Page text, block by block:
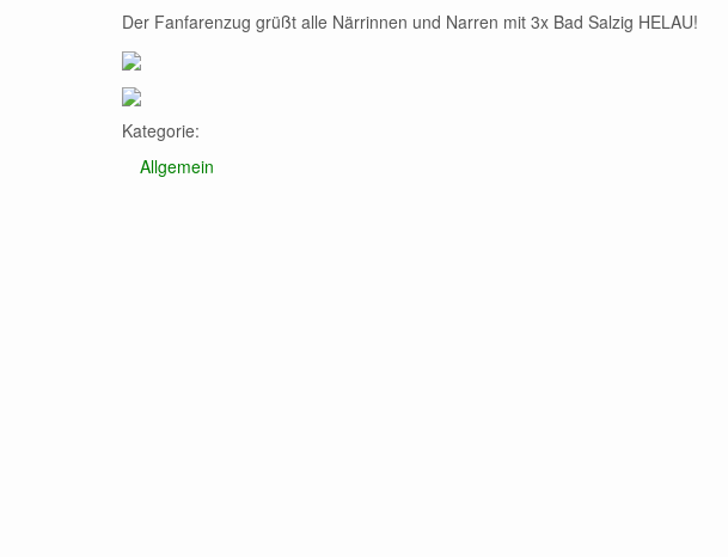
Der Fanfarenzug grüßt alle Närrinnen und Narren mit 3x Bad Salzig HELAU!
Kategorie:
Allgemein